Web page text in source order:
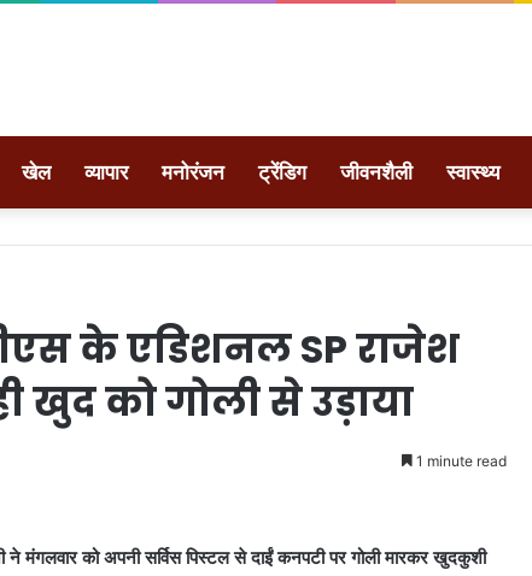
खेल व्यापार मनोरंजन ट्रेंडिग जीवनशैली स्वास्थ्य
के एडिशनल SP राजेश
खुद को गोली से उड़ाया
1 minute read
मंगलवार को अपनी सर्विस पिस्टल से दाईं कनपटी पर गोली मारकर खुदकुशी